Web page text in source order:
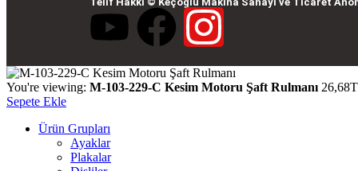
You're viewing: M-103-229-C Kesim Motoru Şaft Rulmanı 26,68
Sepete Ekle
Ürün Grupları
Ayaklar
Plakalar